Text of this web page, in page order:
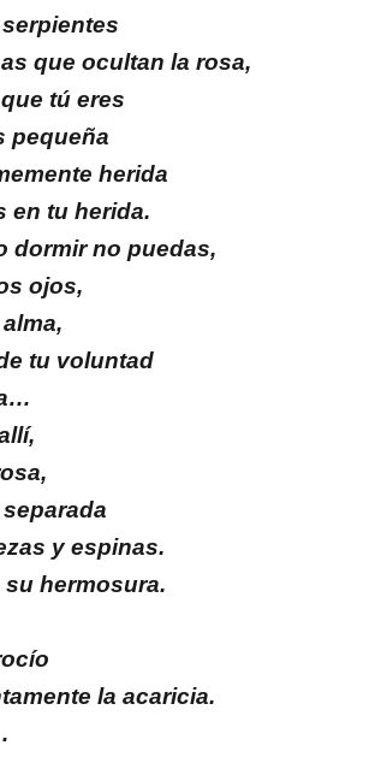
que ocultan la rosa,
tú eres
pequeña
herida
en tu herida.
dormir no puedas,
ojos,
tu voluntad
y espinas.
su hermosura.
la acaricia.